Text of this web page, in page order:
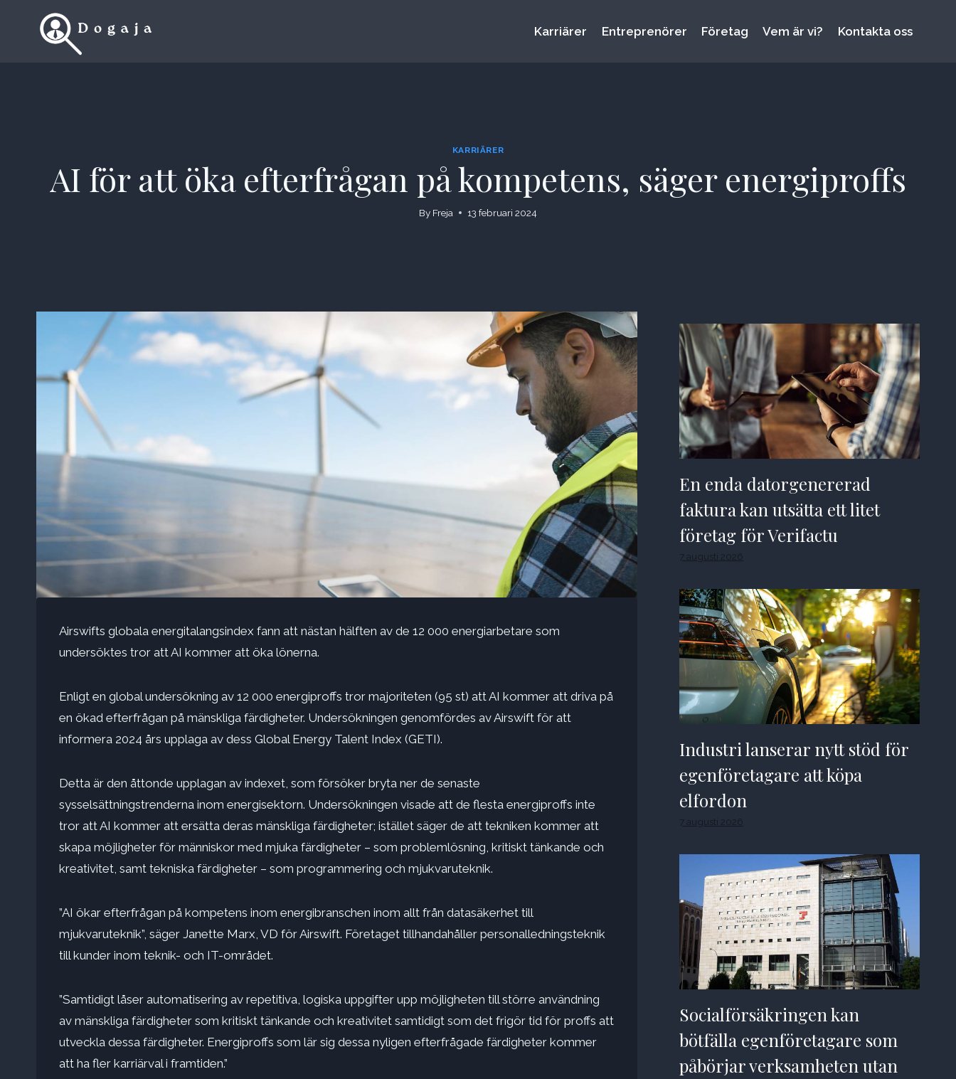
Karriärer Entreprenörer Företag Vem är vi? Kontakta oss
KARRIÄRER
AI för att öka efterfrågan på kompetens, säger energiproffs
By Freja 13 februari 2024
Airswifts globala energitalangsindex fann att nästan hälften av de 12 000 energiarbetare som
undersöktes tror att AI kommer att öka lönerna.
Enligt en global undersökning av 12 000 energiproffs tror majoriteten (95 st) att AI kommer att driva på
en ökad efterfrågan på mänskliga färdigheter. Undersökningen genomfördes av Airswift för att
informera 2024 års upplaga av dess Global Energy Talent Index (GETI).
Detta är den åttonde upplagan av indexet, som försöker bryta ner de senaste
sysselsättningstrenderna inom energisektorn. Undersökningen visade att de flesta energiproffs inte
tror att AI kommer att ersätta deras mänskliga färdigheter; istället säger de att tekniken kommer att
skapa möjligheter för människor med mjuka färdigheter – som problemlösning, kritiskt tänkande och
kreativitet, samt tekniska färdigheter – som programmering och mjukvaruteknik.
”AI ökar efterfrågan på kompetens inom energibranschen inom allt från datasäkerhet till
mjukvaruteknik”, säger Janette Marx, VD för Airswift. Företaget tillhandahåller personalledningsteknik
till kunder inom teknik- och IT-området.
”Samtidigt låser automatisering av repetitiva, logiska uppgifter upp möjligheten till större användning
av mänskliga färdigheter som kritiskt tänkande och kreativitet samtidigt som det frigör tid för proffs att
utveckla dessa färdigheter. Energiproffs som lär sig dessa nyligen efterfrågade färdigheter kommer
att ha fler karriärval i framtiden.”
En enda datorgenererad
faktura kan utsätta ett litet
företag för Verifactu
7 augusti 2026
Industri lanserar nytt stöd för
egenföretagare att köpa
elfordon
7 augusti 2026
Socialförsäkringen kan
bötfälla egenföretagare som
påbörjar verksamheten utan